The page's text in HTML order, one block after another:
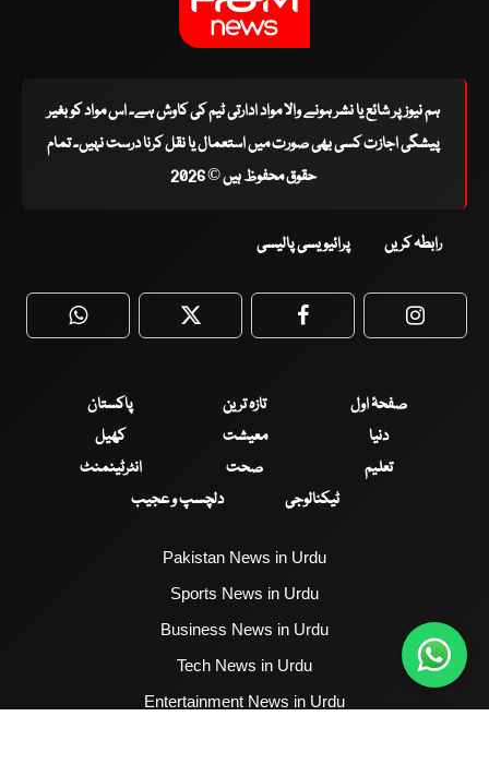
ہم نیوز پر شائع یا نشر ہونے والا مواد ادارتی ٹیم کی کاوش ہے۔ اس مواد کو بغیر
پیشگی اجازت کسی بھی صورت میں استعمال یا نقل کرنا درست نہیں۔ تمام
حقوق محفوظ ہیں © 2026
رابطہ کریں پرائیویسی پالیسی
WhatsApp Twitter Facebook
صفحۂ اول تازہ ترین
پاکستان
دنیا
معیشت
کھیل
تعلیم
صحت
انٹرٹینمنٹ
ٹیکنالوجی
دلچسپ و عجیب
Pakistan News in Urdu
Sports News in Urdu
Business News in Urdu
Tech News in Urdu
Entertainment News in Urdu